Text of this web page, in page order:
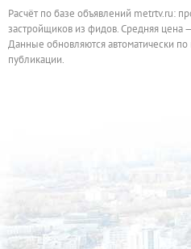
Расчёт по базе объявлений metrtv.ru:
застройщиков из фидов. Средняя цена
Данные обновляются автоматически
публикации.